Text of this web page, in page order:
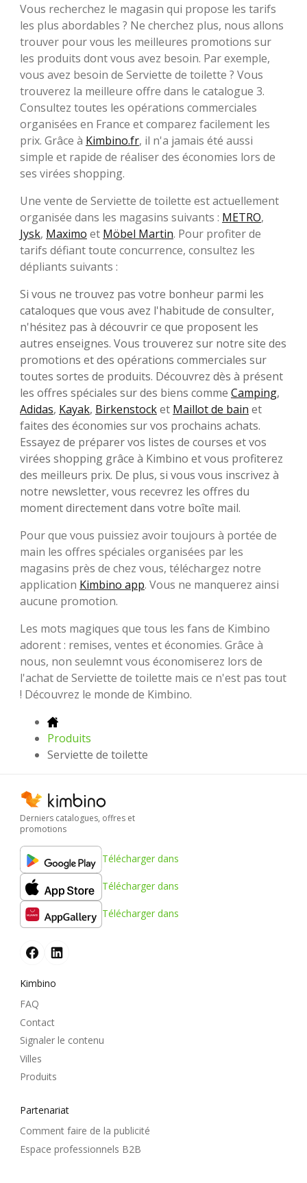
Vous recherchez le magasin qui propose les tarifs
les plus abordables ? Ne cherchez plus, nous allons
trouver pour vous les meilleures promotions sur
les produits dont vous avez besoin. Par exemple,
vous avez besoin de Serviette de toilette ? Vous
trouverez la meilleure offre dans le catalogue 3.
Consultez toutes les opérations commerciales
organisées en France et comparez facilement les
prix. Grâce à Kimbino.fr, il n'a jamais été aussi
simple et rapide de réaliser des économies lors de
ses virées shopping.
Une vente de Serviette de toilette est actuellement
organisée dans les magasins suivants : METRO,
Jysk, Maximo et Möbel Martin. Pour profiter de
tarifs défiant toute concurrence, consultez les
dépliants suivants :
Si vous ne trouvez pas votre bonheur parmi les
cataloques que vous avez l'habitude de consulter,
n'hésitez pas à découvrir ce que proposent les
autres enseignes. Vous trouverez sur notre site des
promotions et des opérations commerciales sur
toutes sortes de produits. Découvrez dès à présent
les offres spéciales sur des biens comme Camping,
Adidas, Kayak, Birkenstocket Maillot de bain et
faites des économies sur vos prochains achats.
Essayez de préparer vos listes de courses et vos
virées shopping grâce à Kimbino et vous profiterez
des meilleurs prix. De plus, si vous vous inscrivez à
notre newsletter, vous recevrez les offres du
moment directement dans votre boîte mail.
Pour que vous puissiez avoir toujours à portée de
main les offres spéciales organisées par les
magasins près de chez vous, téléchargez notre
application Kimbino app. Vous ne manquerez ainsi
aucune promotion.
Les mots magiques que tous les fans de Kimbino
adorent : remises, ventes et économies. Grâce à
nous, non seulemnt vous économiserez lors de
l'achat de Serviette de toilette mais ce n'est pas tout
! Découvrez le monde de Kimbino.
Produits
Serviette de toilette
Derniers catalogues, offres et
promotions
Télécharger dans
Télécharger dans
Télécharger dans
Kimbino
FAQ
Contact
Signaler le contenu
Villes
Produits
Partenariat
Comment faire de la publicité
Espace professionnels B2B